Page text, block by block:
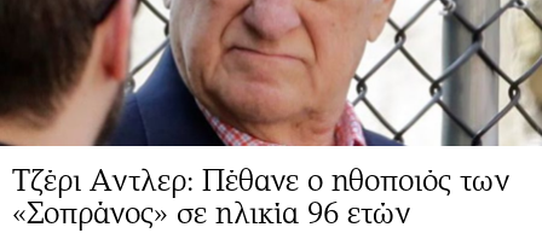
Τζέρι Aντλερ: Πέθανε ο ηθοποιός των
«Σοπράνος» σε ηλικία 96 ετών